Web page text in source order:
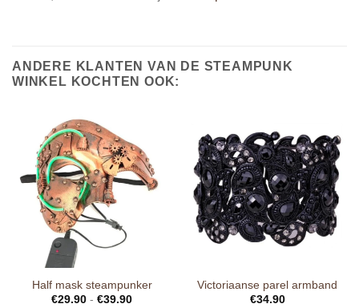
ANDERE KLANTEN VAN DE STEAMPUNK
WINKEL KOCHTEN OOK:
Half mask steampunker
€29.90 - €39.90
Victoriaanse parel armband
€34.90